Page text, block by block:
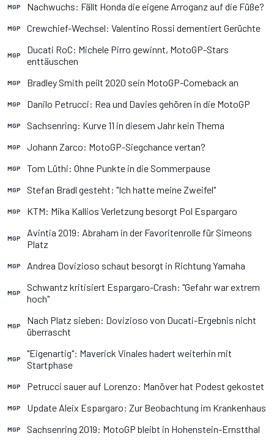
MGP Nachwuchs: Fällt Honda die eigene Arroganz auf die Füße?
MGP Crewchief-Wechsel: Valentino Rossi dementiert Gerüchte
MGP
Ducati RoC: Michele Pirro gewinnt, MotoGP-Stars
enttäuschen
MGP Bradley Smith peilt 2020 sein MotoGP-Comeback an
MGP Danilo Petrucci: Rea und Davies gehören in die MotoGP
MGP Sachsenring: Kurve 11 in diesem Jahr kein Thema
MGP Johann Zarco: MotoGP-Siegchance vertan?
MGP Tom Lüthi: Ohne Punkte in die Sommerpause
MGP Stefan Bradl gesteht: "Ich hatte meine Zweifel"
MGP KTM: Mika Kallios Verletzung besorgt Pol Espargaro
MGP
Avintia 2019: Abraham in der Favoritenrolle für Simeons
Platz
MGP Andrea Dovizioso schaut besorgt in Richtung Yamaha
MGP
Schwantz kritisiert Espargaro-Crash: "Gefahr war extrem
hoch"
MGP
Nach Platz sieben: Dovizioso von Ducati-Ergebnis nicht
überrascht
MGP
"Eigenartig": Maverick Vinales hadert weiterhin mit
Startphase
MGP Petrucci sauer auf Lorenzo: Manöver hat Podest gekostet
MGP Update Aleix Espargaro: Zur Beobachtung im Krankenhaus
MGP Sachsenring 2019: MotoGP bleibt in Hohenstein-Ernstthal